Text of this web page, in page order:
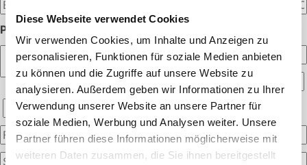
Diese Webseite verwendet Cookies
Wir verwenden Cookies, um Inhalte und Anzeigen zu
personalisieren, Funktionen für soziale Medien anbieten
zu können und die Zugriffe auf unsere Website zu
analysieren. Außerdem geben wir Informationen zu Ihrer
Verwendung unserer Website an unsere Partner für
soziale Medien, Werbung und Analysen weiter. Unsere
Partner führen diese Informationen möglicherweise mit
weiteren Daten zusammen, die Sie ihnen bereitgestellt
PERSÖNLICHE ANGABEN: